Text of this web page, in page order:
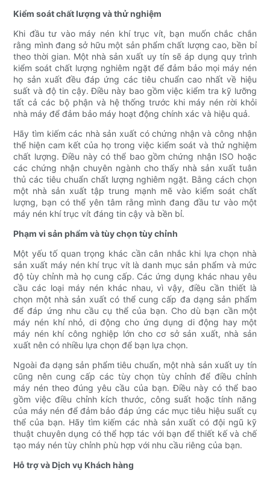
Kiểm soát chất lượng và thử nghiệm
Khi đầu tư vào máy nén khí trục vít, bạn muốn chắc chắn
rằng mình đang sở hữu một sản phẩm chất lượng cao, bền bỉ
theo thời gian. Một nhà sản xuất uy tín sẽ áp dụng quy trình
kiểm soát chất lượng nghiêm ngặt để đảm bảo mọi máy nén
họ sản xuất đều đáp ứng các tiêu chuẩn cao nhất về hiệu
suất và độ tin cậy. Điều này bao gồm việc kiểm tra kỹ lưỡng
tất cả các bộ phận và hệ thống trước khi máy nén rời khỏi
nhà máy để đảm bảo máy hoạt động chính xác và hiệu quả.
Hãy tìm kiếm các nhà sản xuất có chứng nhận và công nhận
thể hiện cam kết của họ trong việc kiểm soát và thử nghiệm
chất lượng. Điều này có thể bao gồm chứng nhận ISO hoặc
các chứng nhận chuyên ngành cho thấy nhà sản xuất tuân
thủ các tiêu chuẩn chất lượng nghiêm ngặt. Bằng cách chọn
một nhà sản xuất tập trung mạnh mẽ vào kiểm soát chất
lượng, bạn có thể yên tâm rằng mình đang đầu tư vào một
máy nén khí trục vít đáng tin cậy và bền bỉ.
Phạm vi sản phẩm và tùy chọn tùy chỉnh
Một yếu tố quan trọng khác cần cân nhắc khi lựa chọn nhà
sản xuất máy nén khí trục vít là danh mục sản phẩm và mức
độ tùy chỉnh mà họ cung cấp. Các ứng dụng khác nhau yêu
cầu các loại máy nén khác nhau, vì vậy, điều cần thiết là
chọn một nhà sản xuất có thể cung cấp đa dạng sản phẩm
để đáp ứng nhu cầu cụ thể của bạn. Cho dù bạn cần một
máy nén khí nhỏ, di động cho ứng dụng di động hay một
máy nén khí công nghiệp lớn cho cơ sở sản xuất, nhà sản
xuất nên có nhiều lựa chọn để bạn lựa chọn.
Ngoài đa dạng sản phẩm tiêu chuẩn, một nhà sản xuất uy tín
cũng nên cung cấp các tùy chọn tùy chỉnh để điều chỉnh
máy nén theo đúng yêu cầu của bạn. Điều này có thể bao
gồm việc điều chỉnh kích thước, công suất hoặc tính năng
của máy nén để đảm bảo đáp ứng các mục tiêu hiệu suất cụ
thể của bạn. Hãy tìm kiếm các nhà sản xuất có đội ngũ kỹ
thuật chuyên dụng có thể hợp tác với bạn để thiết kế và chế
tạo máy nén tùy chỉnh phù hợp với nhu cầu riêng của bạn.
Hỗ trợ và Dịch vụ Khách hàng